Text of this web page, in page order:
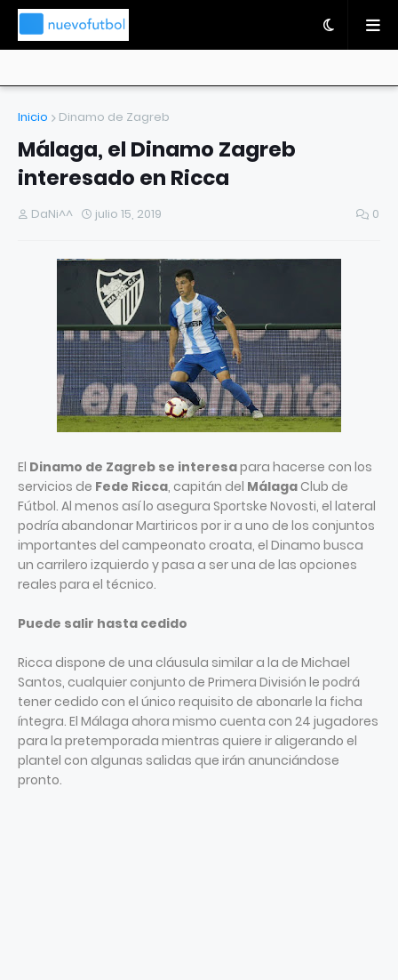
Inicio Dinamo de Zagreb
Málaga, el Dinamo Zagreb
interesado en Ricca
DaNi^^ julio 15, 2019 0
El Dinamo de Zagreb se interesapara hacerse con los
servicios de Fede Ricca, capitán del Málaga Club de
Fútbol. Al menos así lo asegura Sportske Novosti, el lateral
podría abandonar Martiricos por ir a uno de los conjuntos
importantes del campeonato croata, el Dinamo busca
un carrilero izquierdo y pasa a ser una de las opciones
reales para el técnico.
Puede salir hasta cedido
Ricca dispone de una cláusula similar a la de Michael
Santos, cualquier conjunto de Primera División le podrá
tener cedido con el único requisito de abonarle la ficha
íntegra. El Málaga ahora mismo cuenta con 24 jugadores
para la pretemporada mientras quiere ir aligerando el
plantel con algunas salidas que irán anunciándose
pronto.